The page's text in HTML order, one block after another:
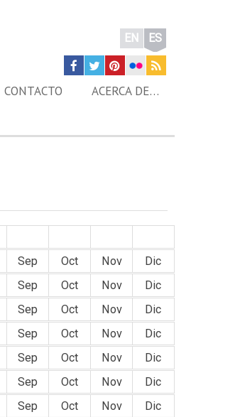
EN ES
CONTACTO ACERCA DE…
Sep Oct Nov
Dic
Sep Oct Nov
Dic
Sep Oct Nov
Dic
Sep Oct Nov
Dic
Sep Oct Nov
Dic
Sep Oct Nov
Dic
Sep Oct Nov
Dic